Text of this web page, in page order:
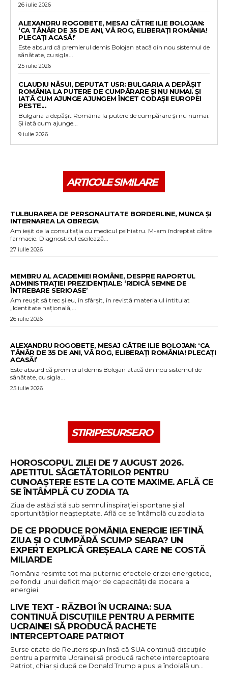
26 iulie 2026
ALEXANDRU ROGOBETE, MESAJ CĂTRE ILIE BOLOJAN:
‘CA TÂNĂR DE 35 DE ANI, VĂ ROG, ELIBERAȚI ROMÂNIA!
PLECAȚI ACASĂ!’
Este absurd că premierul demis Bolojan atacă din nou sistemul de
sănătate, cu sigla...
25 iulie 2026
CLAUDIU NĂSUI, DEPUTAT USR: BULGARIA A DEPĂȘIT
ROMÂNIA LA PUTERE DE CUMPĂRARE ȘI NU NUMAI. ȘI
IATĂ CUM AJUNGE AJUNGEM ÎNCET CODAȘII EUROPEI
PESTE...
Bulgaria a depășit România la putere de cumpărare și nu numai.
Și iată cum ajunge...
9 iulie 2026
ARTICOLE SIMILARE
TULBURAREA DE PERSONALITATE BORDERLINE, MUNCA ȘI
INTERNAREA LA OBREGIA
Am ieșit de la consultația cu medicul psihiatru. M-am îndreptat către
farmacie. Diagnosticul oscilează...
27 iulie 2026
MEMBRU AL ACADEMIEI ROMÂNE, DESPRE RAPORTUL
ADMINISTRAȚIEI PREZIDENȚIALE: ‘RIDICĂ SEMNE DE
ÎNTREBARE SERIOASE’
Am reușit să trec și eu, în sfârșit, în revistă materialul intitulat
„Identitate națională,...
26 iulie 2026
ALEXANDRU ROGOBETE, MESAJ CĂTRE ILIE BOLOJAN: ‘CA
TÂNĂR DE 35 DE ANI, VĂ ROG, ELIBERAȚI ROMÂNIA! PLECAȚI
ACASĂ!’
Este absurd că premierul demis Bolojan atacă din nou sistemul de
sănătate, cu sigla...
25 iulie 2026
STIRIPESURSE.RO
HOROSCOPUL ZILEI DE 7 AUGUST 2026.
APETITUL SĂGETĂTORILOR PENTRU
CUNOAȘTERE ESTE LA COTE MAXIME. AFLĂ CE
SE ÎNTÂMPLĂ CU ZODIA TA
Ziua de astăzi stă sub semnul inspirației spontane și al
oportunităților neașteptate. Află ce se întâmplă cu zodia ta
DE CE PRODUCE ROMÂNIA ENERGIE IEFTINĂ
ZIUA ȘI O CUMPĂRĂ SCUMP SEARA? UN
EXPERT EXPLICĂ GREȘEALA CARE NE COSTĂ
MILIARDE
România resimte tot mai puternic efectele crizei energetice,
pe fondul unui deficit major de capacități de stocare a
energiei.
LIVE TEXT - RĂZBOI ÎN UCRAINA: SUA
CONTINUĂ DISCUȚIILE PENTRU A PERMITE
UCRAINEI SĂ PRODUCĂ RACHETE
INTERCEPTOARE PATRIOT
Surse citate de Reuters spun însă că SUA continuă discuțiile
pentru a permite Ucrainei să producă rachete interceptoare
Patriot, chiar și după ce Donald Trump a pus la îndoială un…